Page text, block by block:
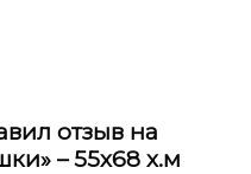
отзыв на
– 55х68 х.м